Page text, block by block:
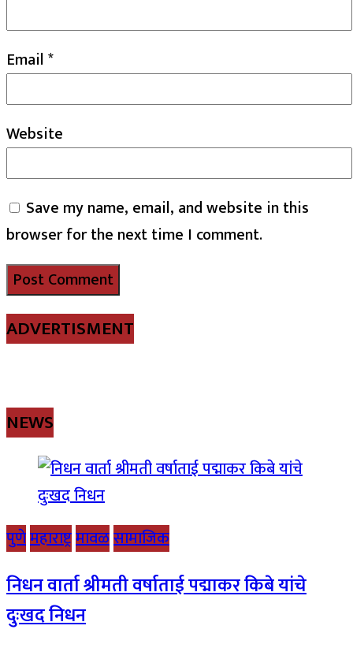
Email*
Website
Save my name, email, and website in this
browser for the next time I comment.
ADVERTISMENT
NEWS
पुणेमहाराष्ट्रमावळसामाजिक
निधन वार्ता श्रीमती वर्षाताई पद्माकर किबे यांचे
दुःखद निधन